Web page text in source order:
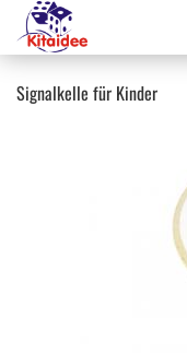
Signalkelle für Kinder